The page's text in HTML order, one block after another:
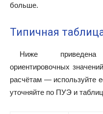
больше.
Типичная
Ниже
ориентировочных
расчётам — используйте
уточняйте по ПУЭ и